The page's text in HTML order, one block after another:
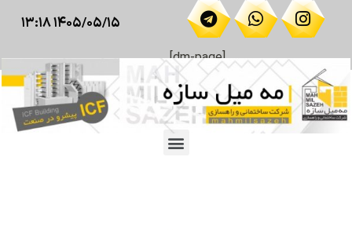
۱۴۰۵/۰۵/۱۵ ۱۳:۱۸
[dm-page]